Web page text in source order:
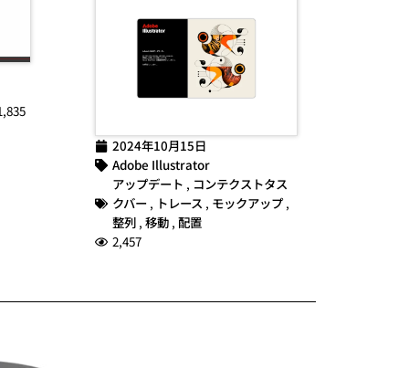
2024年10月15日
Adobe Illustrator
アップデート , コンテクストタス
クバー, トレース , モックアップ,
整列, 移動, 配置
2,457